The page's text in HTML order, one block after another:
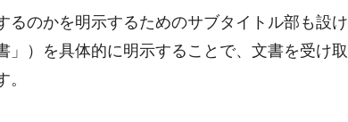
のかを明示するためのサブタイトル部も設け
）を具体的に明示することで、文書を受け取